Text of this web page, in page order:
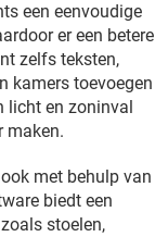
een eenvoudige
er een betere
zelfs teksten,
kamers toevoegen
licht en zoninval
maken.
met behulp van
biedt een
zoals stoelen,